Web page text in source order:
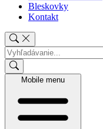
Bleskovky
Kontakt
Mobile menu